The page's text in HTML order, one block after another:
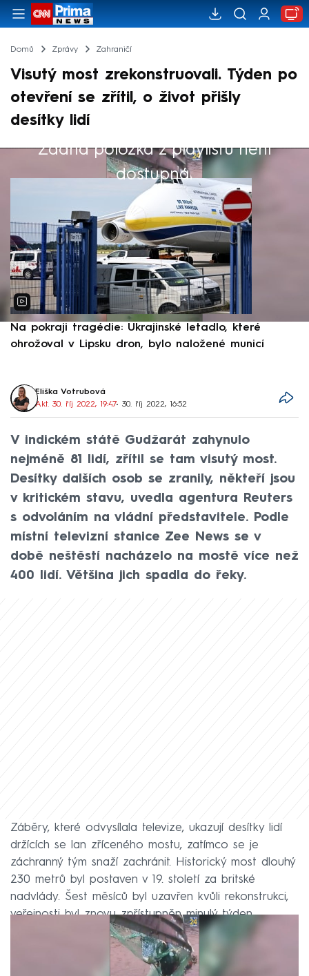
Domů Zprávy Zahraničí
Visutý most zrekonstruovali. Týden po
otevření se zřítil, o život přišly
desítky lidí
Žádná položka z playlistu není
dostupná.
Výběr redakce
Na pokraji tragédie: Ukrajinské letadlo, které
ohrožoval v Lipsku dron, bylo naložené municí
Eliška Votrubová
Akt. 30. říj 2022, 19:47• 30. říj 2022, 16:52
V indickém státě Gudžarát zahynulo
nejméně 81 lidí, zřítil se tam visutý most.
Desítky dalších osob se zranily, někteří jsou
v kritickém stavu, uvedla agentura Reuters
s odvoláním na vládní představitele. Podle
místní televizní stanice Zee News se v
době neštěstí nacházelo na mostě více než
400 lidí. Většina jich spadla do řeky.
Záběry, které odvysílala televize, ukazují desítky lidí
držících se lan zříceného mostu, zatímco se je
záchranný tým snaží zachránit. Historický most dlouhý
230 metrů byl postaven v 19. století za britské
nadvlády. Šest měsíců byl uzavřen kvůli rekonstrukci,
veřejnosti byl znovu zpřístupněn minulý týden.